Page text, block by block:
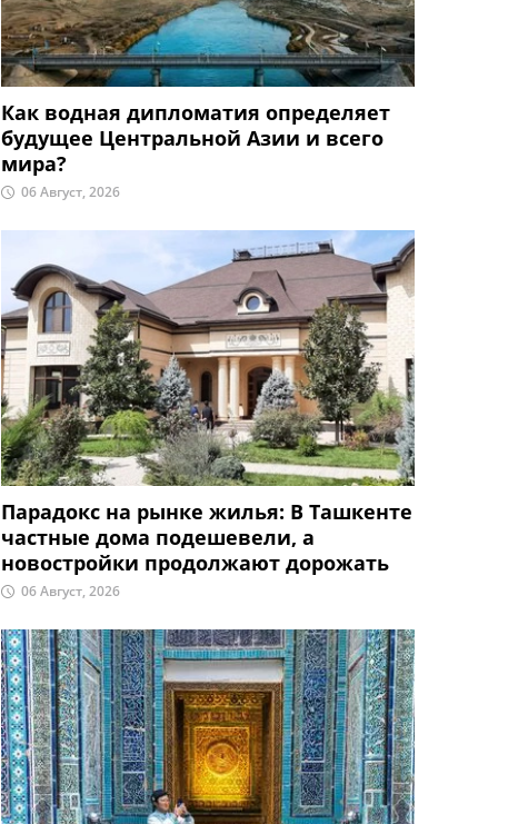
Как водная дипломатия определяет
будущее Центральной Азии и всего
мира?
06 Август, 2026
Парадокс на рынке жилья: В Ташкенте
частные дома подешевели, а
новостройки продолжают дорожать
06 Август, 2026